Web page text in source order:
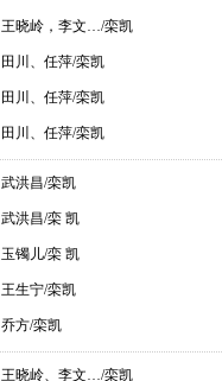
王晓岭，李文…/栾凯
田川、任萍/栾凯
田川、任萍/栾凯
田川、任萍/栾凯
武洪昌/栾凯
武洪昌/栾 凯
玉镯儿/栾 凯
王生宁/栾凯
乔方/栾凯
王晓岭、李文…/栾凯